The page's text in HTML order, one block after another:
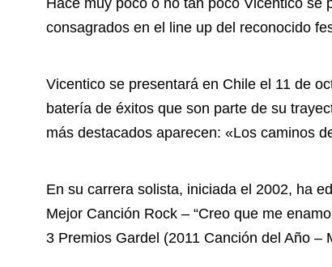
Hace muy poco o no tan poco Vicentico
consagrados en el line up del reconocido
Vicentico se presentará en Chile el 11 de
batería de éxitos que son parte de su
más destacados aparecen: «Los caminos
En su carrera solista, iniciada el 2002, ha
Mejor Canción Rock – “Creo que me
3 Premios Gardel (2011 Canción del Año –